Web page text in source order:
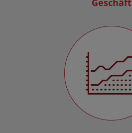
Geschäft